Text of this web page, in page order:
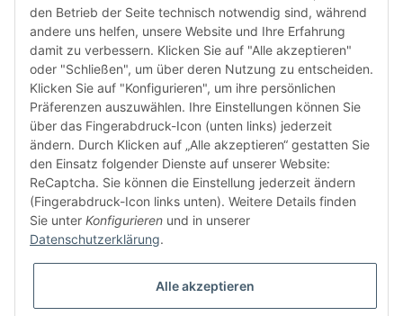
FÜR EUCH UNTERWEGS
Vertrag widerrufen
den Betrieb der Seite technisch notwendig sind, während
andere uns helfen, unsere Website und Ihre Erfahrung
damit zu verbessern. Klicken Sie auf "Alle akzeptieren"
oder "Schließen", um über deren Nutzung zu entscheiden.
Klicken Sie auf "Konfigurieren", um ihre persönlichen
Präferenzen auszuwählen. Ihre Einstellungen können Sie
über das Fingerabdruck-Icon (unten links) jederzeit
ändern. Durch Klicken auf „Alle akzeptieren“ gestatten Sie
den Einsatz folgender Dienste auf unserer Website:
ReCaptcha. Sie können die Einstellung jederzeit ändern
(Fingerabdruck-Icon links unten). Weitere Details finden
Sie unter Konfigurieren und in unserer
Datenschutzerklärung.
Alle akzeptieren